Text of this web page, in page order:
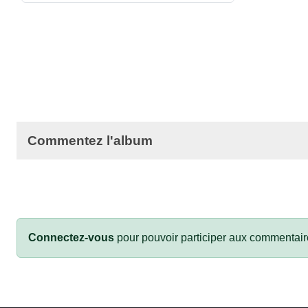
Commentez l'album
Connectez-vous pour pouvoir participer aux